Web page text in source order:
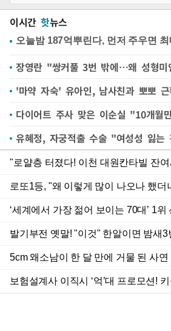
이시간 핫뉴스
장영란 "쌍커풀 3번 밖에…왜 성형미
'마약 자숙' 유아인, 남사친과 뽀뽀
다이어트 주사 맞은 이순실 "10개월
유혜정, 자궁적출 수술 "여성성 잃